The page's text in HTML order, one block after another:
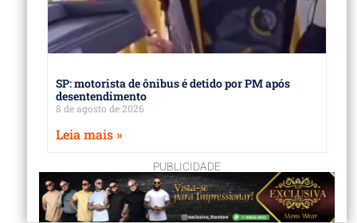
SP: motorista de ônibus é detido por PM após
desentendimento
8 de agosto de 2026
Leia mais »
PUBLICIDADE